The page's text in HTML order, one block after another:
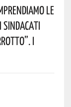
Le
Sindacati
I